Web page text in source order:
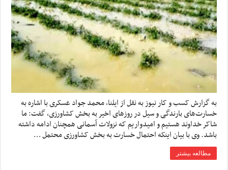
به گزارش کسب و کار نیوز به نقل از ایلنا، محمد جواد عسکری با اشاره به
خسارت‌های بارندگی و سیل در روزهای اخیر به بخش کشاورزی، گفت: ما
شاکر خداوند هستیم و امیدواریم که نزولات آسمانی همچنان ادامه داشته
باشد. وی با بیان اینکه احتمال خسارت به بخش کشاورزی محتمل …
مطالعه بیشتر